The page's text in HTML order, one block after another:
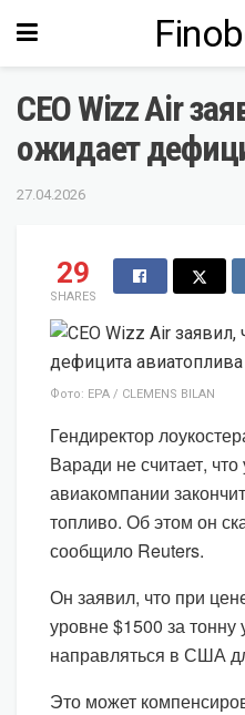
CEO Wizz Air
ожидает
27.04.2026
29
SHARES
Фото: EPA / CLEMENS BILAN
Гендиректор
Варади не считает,
авиакомпании
топливо. Об этом он
сообщило Reuters.
Он заявил, что при
уровне $1500 за тонну
направляться в США
Это может